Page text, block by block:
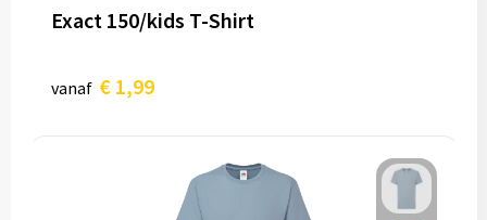
Exact 150/kids T-Shirt
vanaf € 1,99